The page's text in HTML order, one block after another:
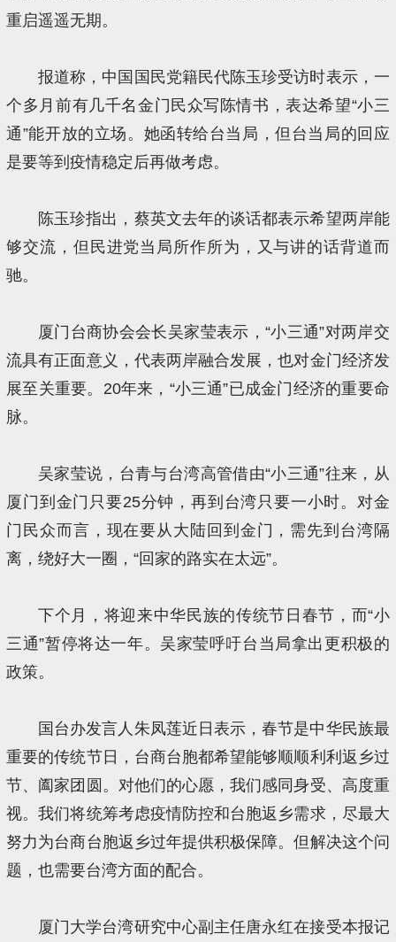
重启遥遥无期。
报道称，中国国民党籍民代陈玉珍受访时表示，一
个多月前有几千名金门民众写陈情书，表达希望“小三
通”能开放的立场。她函转给台当局，但台当局的回应
是要等到疫情稳定后再做考虑。
陈玉珍指出，蔡英文去年的谈话都表示希望两岸能
够交流，但民进党当局所作所为，又与讲的话背道而
驰。
厦门台商协会会长吴家莹表示，“小三通”对两岸交
流具有正面意义，代表两岸融合发展，也对金门经济发
展至关重要。20年来，“小三通”已成金门经济的重要命
脉。
吴家莹说，台青与台湾高管借由“小三通”往来，从
厦门到金门只要25分钟，再到台湾只要一小时。对金
门民众而言，现在要从大陆回到金门，需先到台湾隔
离，绕好大一圈，“回家的路实在太远”。
下个月，将迎来中华民族的传统节日春节，而“小
三通”暂停将达一年。吴家莹呼吁台当局拿出更积极的
政策。
国台办发言人朱凤莲近日表示，春节是中华民族最
重要的传统节日，台商台胞都希望能够顺顺利利返乡过
节、阖家团圆。对他们的心愿，我们感同身受、高度重
视。我们将统筹考虑疫情防控和台胞返乡需求，尽最大
努力为台商台胞返乡过年提供积极保障。但解决这个问
题，也需要台湾方面的配合。
厦门大学台湾研究中心副主任唐永红在接受本报记